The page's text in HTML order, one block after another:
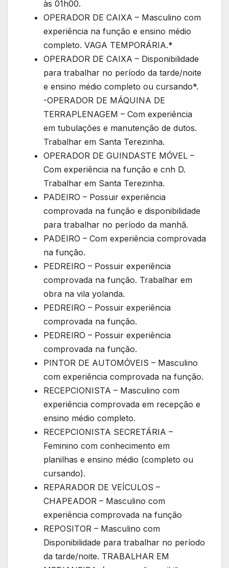
às 01h00.
OPERADOR DE CAIXA – Masculino com
experiência na função e ensino médio
completo. VAGA TEMPORÁRIA.*
OPERADOR DE CAIXA – Disponibilidade
para trabalhar no período da tarde/noite
e ensino médio completo ou cursando*.
-OPERADOR DE MÁQUINA DE
TERRAPLENAGEM – Com experiência
em tubulações e manutenção de dutos.
Trabalhar em Santa Terezinha.
OPERADOR DE GUINDASTE MÓVEL –
Com experiência na função e cnh D.
Trabalhar em Santa Terezinha.
PADEIRO – Possuir experiência
comprovada na função e disponibilidade
para trabalhar no período da manhã.
PADEIRO – Com experiência comprovada
na função.
PEDREIRO – Possuir experiência
comprovada na função. Trabalhar em
obra na vila yolanda.
PEDREIRO – Possuir experiência
comprovada na função.
PEDREIRO – Possuir experiência
comprovada na função.
PINTOR DE AUTOMÓVEIS – Masculino
com experiência comprovada na função.
RECEPCIONISTA – Masculino com
experiência comprovada em recepção e
ensino médio completo.
RECEPCIONISTA SECRETÁRIA –
Feminino com conhecimento em
planilhas e ensino médio (completo ou
cursando).
REPARADOR DE VEÍCULOS –
CHAPEADOR – Masculino com
experiência comprovada na função
REPOSITOR – Masculino com
Disponibilidade para trabalhar no período
da tarde/noite. TRABALHAR EM